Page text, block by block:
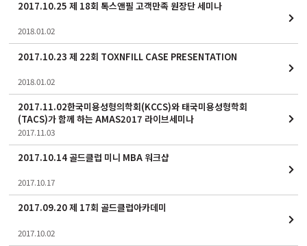
2017.10.25 제 18회 톡스앤필 고객만족 원장단 세미나
2018.01.02
2017.10.23 제 22회 TOXNFILL CASE PRESENTATION
2018.01.02
2017.11.02한국미용성형의학회(KCCS)와 태국미용성형학회
(TACS)가 함께 하는 AMAS2017 라이브세미나
2017.11.03
2017.10.14 골드클럽 미니 MBA 워크샵
2017.10.17
2017.09.20 제 17회 골드클럽아카데미
2017.10.02